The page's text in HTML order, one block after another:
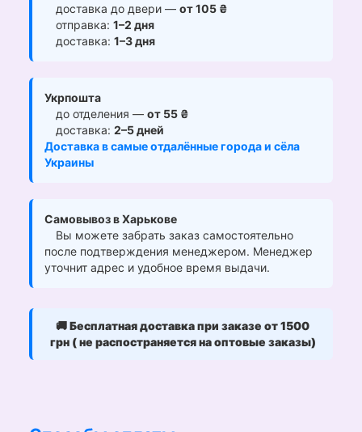
доставка до двери — от 105 ₴
отправка: 1–2 дня
доставка: 1–3 дня
Укрпошта
до отделения — от 55 ₴
доставка: 2–5 дней
Доставка в самые отдалённые города и сёла
Украины
Самовывоз в Харькове
Вы можете забрать заказ самостоятельно
после подтверждения менеджером. Менеджер
уточнит адрес и удобное время выдачи.
🚚Бесплатная доставка при заказе от 1500
грн ( не распостраняется на оптовые заказы)